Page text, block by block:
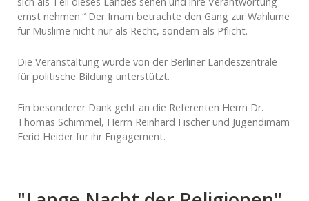
ernst nehmen.“ Der Imam betrachte den Gang zur Wahlurne
für Muslime nicht nur als Recht, sondern als Pflicht.
Die Veranstaltung wurde von der Berliner Landeszentrale
für politische Bildung unterstützt.
Ein besonderer Dank geht an die Referenten Herrn Dr.
Thomas Schimmel, Herrn Reinhard Fischer und Jugendimam
Ferid Heider für ihr Engagement.